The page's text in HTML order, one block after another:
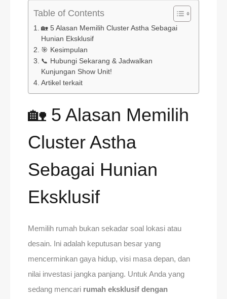
Table of Contents
🏡 5 Alasan Memilih Cluster Astha Sebagai
Hunian Eksklusif
🎯 Kesimpulan
📞 Hubungi Sekarang & Jadwalkan
Kunjungan Show Unit!
Artikel terkait
🏡 5 Alasan Memilih
Cluster Astha
Sebagai Hunian
Eksklusif
Memilih rumah bukan sekadar soal lokasi atau
desain. Ini adalah keputusan besar yang
mencerminkan gaya hidup, visi masa depan, dan
nilai investasi jangka panjang. Untuk Anda yang
sedang mencari rumah eksklusif dengan